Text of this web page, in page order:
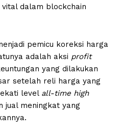
dalam blockchain
pemicu koreksi harga
adalah aksi profit
yang dilakukan
setelah reli harga yang
level all-time high
jual meningkat yang